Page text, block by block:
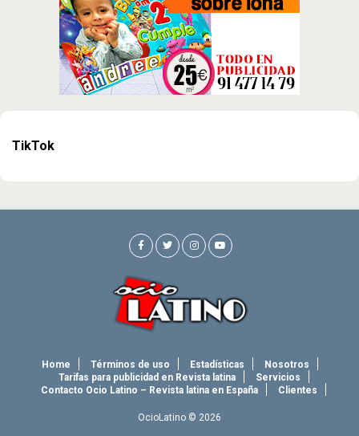
TikTok
Home Términos de uso Estadísticas
Nosotros
Tarifas para publicidad en Revista latina
Servicios
Contacto Ocio Latino – Revista latina en España
Clientes
OcioLatino © 2026